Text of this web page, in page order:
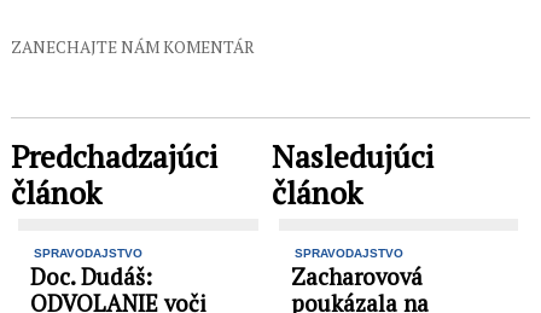
ZANECHAJTE NÁM KOMENTÁR
Predchadzajúci
článok
SPRAVODAJSTVO
Doc. Dudáš:
ODVOLANIE voči
Nasledujúci
článok
SPRAVODAJSTVO
Zacharovová
poukázala na